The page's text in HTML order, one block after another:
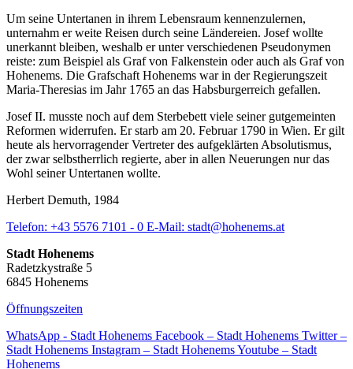
Um seine Untertanen in ihrem Lebensraum kennenzulernen,
unternahm er weite Reisen durch seine Ländereien. Josef wollte
unerkannt bleiben, weshalb er unter verschiedenen Pseudonymen
reiste: zum Beispiel als Graf von Falkenstein oder auch als Graf von
Hohenems. Die Grafschaft Hohenems war in der Regierungszeit
Maria-Theresias im Jahr 1765 an das Habsburgerreich gefallen.
Josef II. musste noch auf dem Sterbebett viele seiner gutgemeinten
Reformen widerrufen. Er starb am 20. Februar 1790 in Wien. Er gilt
heute als hervorragender Vertreter des aufgeklärten Absolutismus,
der zwar selbstherrlich regierte, aber in allen Neuerungen nur das
Wohl seiner Untertanen wollte.
Herbert Demuth, 1984
Telefon: +43 5576 7101 - 0 E-Mail: stadt@hohenems.at
Stadt Hohenems
Radetzkystraße 5
6845 Hohenems
Öffnungszeiten
WhatsApp - Stadt Hohenems Facebook – Stadt Hohenems Twitter –
Stadt Hohenems Instagram – Stadt HohenemsYoutube – Stadt
Hohenems